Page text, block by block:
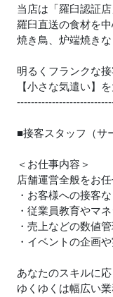
当店は「羅臼認証店
羅臼直送の食材を
焼き鳥、炉端焼き
明るくフランクな
【小さな気遣い】
■接客スタッフ（サ
＜お仕事内容＞
店舗運営全般をお任
・お客様への接客
・従業員教育やマ
・売上などの数値
・イベントの企画
あなたのスキルに
ゆくゆくは幅広い